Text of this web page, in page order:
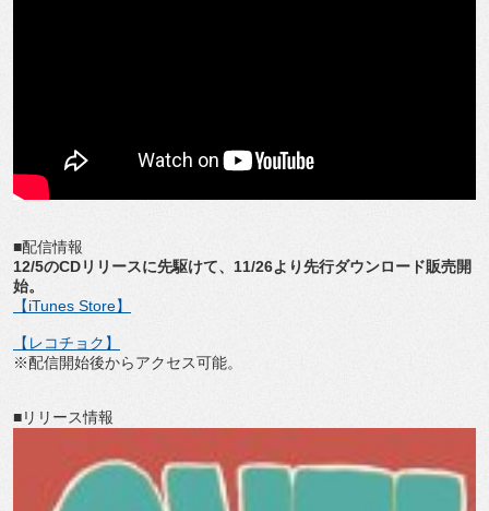
■配信情報
12/5のCDリリースに先駆けて、11/26より先行ダウンロード販売開
始。
【iTunes Store】
【レコチョク】
※配信開始後からアクセス可能。
■リリース情報